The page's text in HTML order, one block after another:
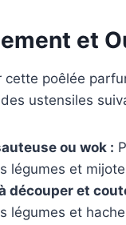
et
cette poêlée
ustensiles
ou wok :
légumes et
découper et
légumes et hacher